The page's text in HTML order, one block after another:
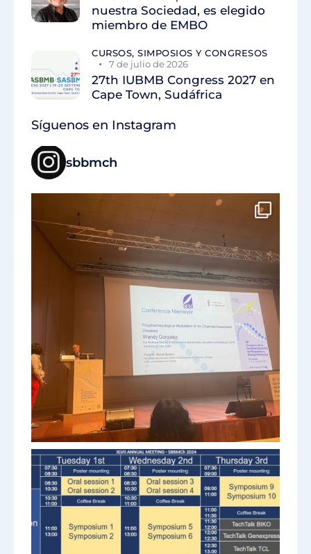
nuestra Sociedad, es elegido
miembro de EMBO
CURSOS, SIMPOSIOS Y CONGRESOS
7 de julio de 2026
27th IUBMB Congress 2027 en
Cape Town, Sudáfrica
Síguenos en Instagram
sbbmch